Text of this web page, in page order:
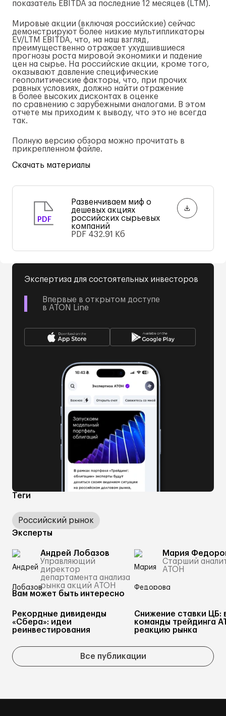
Теги
Российский рынок
Эксперты
Андрей Лобазов
Управляющий
директор
департамента анализа
рынка акций АТОН
Мария
Старший
АТОН
показатель EBITDA за последние 12 месяцев (LTM).
Мировые акции (включая российские) сейчас
демонстрируют более низкие мультипликаторы
EV/LTM EBITDA, что, на наш взгляд,
преимущественно отражает ухудшившиеся
прогнозы роста мировой экономики и падение
цен на сырье. На российские акции, кроме того,
оказывают давление специфические
геополитические факторы, что, при прочих
равных условиях, должно найти отражение
в более высоких дисконтах в оценке
по сравнению с зарубежными аналогами. В этом
отчете мы приходим к выводу, что это не всегда
так.
Полную версию обзора можно прочитать в
прикрепленном файле.
Скачать материалы
PDF
Развенчиваем миф о
дешевых акциях
российских сырьевых
компаний
PDF 432.91 Кб
Экспертиза для состоятельных инвесторов
Впервые в открытом доступе
в ATON Line
Вам может быть интересно
Рекордные дивиденды
«Сбера»: идеи
реинвестирования
Снижение ставки ЦБ:
команды трейдинга
реакцию рынка
Все публикации